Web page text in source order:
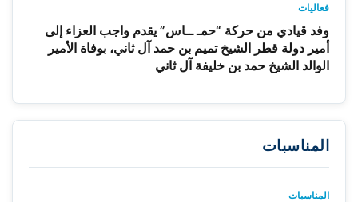
فعاليات
وفد قيادي من حركة “حمـ ــاس” يقدم واجب العزاء إلى
أمير دولة قطر الشيخ تميم بن حمد آل ثاني، بوفاة الأمير
الوالد الشيخ حمد بن خليفة آل ثاني
المناسبات
المناسبات